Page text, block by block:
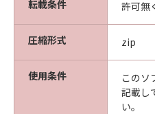
転載条件 許可無
圧縮形式 zip
使用条件
このソ
記載し
い。